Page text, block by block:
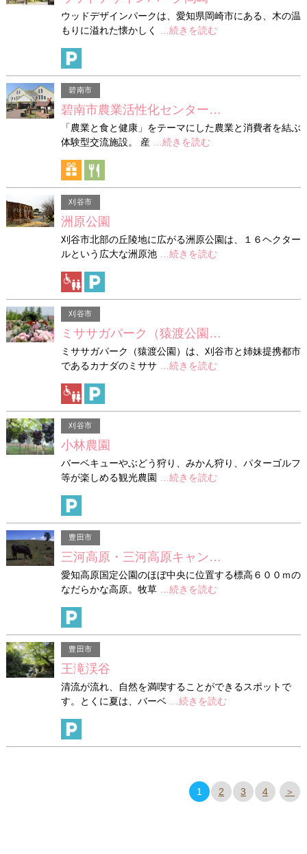
ウッドデザインパークは、愛知県岡崎市にある、木の温
もりに溢れた懐かしく
…続きを読む
碧南市
碧南市農業活性化センター…
「農業と食と健康」をテーマにした農業と消費者を結ぶ
体験型交流施設。 産
…続きを読む
刈谷市
洲原公園
刈谷市北部の丘陵地に広がる洲原公園は、１６ヘクター
ルという広大な洲原池
…続きを読む
刈谷市
ミササガパーク（猿渡公園…
ミササガパーク（猿渡公園）は、刈谷市と姉妹提携都市
であるカナダのミササ
…続きを読む
刈谷市
小林農園
バーベキューやぶどう狩り、みかん狩り、パターゴルフ
等が楽しめる観光農園
…続きを読む
豊田市
三河高原・三河高原キャン…
愛知高原国定公園のほぼ中央に位置する標高６００ｍの
なだらかな高原。牧草
…続きを読む
豊田市
王滝渓谷
清流が流れ、自然を満喫することができるスポットで
す。とくに夏は、バーベ
…続きを読む
1 2 3 4 ＞